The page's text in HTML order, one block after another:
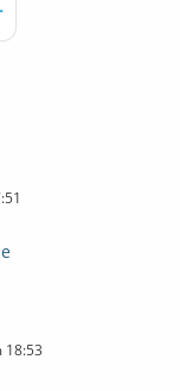
18:53